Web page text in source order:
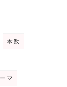
本数
マ